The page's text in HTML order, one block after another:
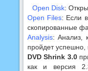
Open Disk:
Open Files: Если
скопированные
Analysis: Анализ,
пройдет успешно,
DVD Shrink 3.0
как и версия